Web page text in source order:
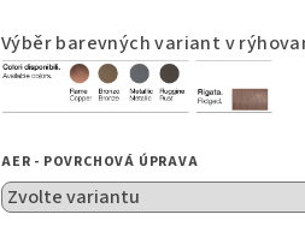
z
5
hvězdiček.
Výběr barevných variant v
AER - POVRCHOVÁ ÚPRAVA